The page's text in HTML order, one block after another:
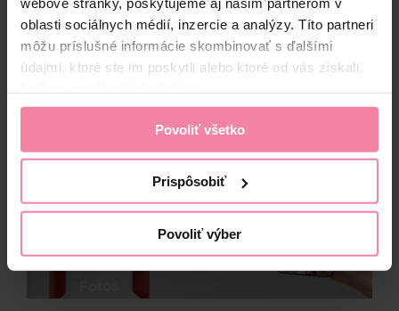
oblasti sociálnych médií, inzercie a analýzy. Títo partneri
môžu príslušné informácie skombinovať s ďalšími
údajmi, ktoré ste im poskytli alebo ktoré od vás získali,
Povoliť všetko
Prispôsobiť
Povoliť výber